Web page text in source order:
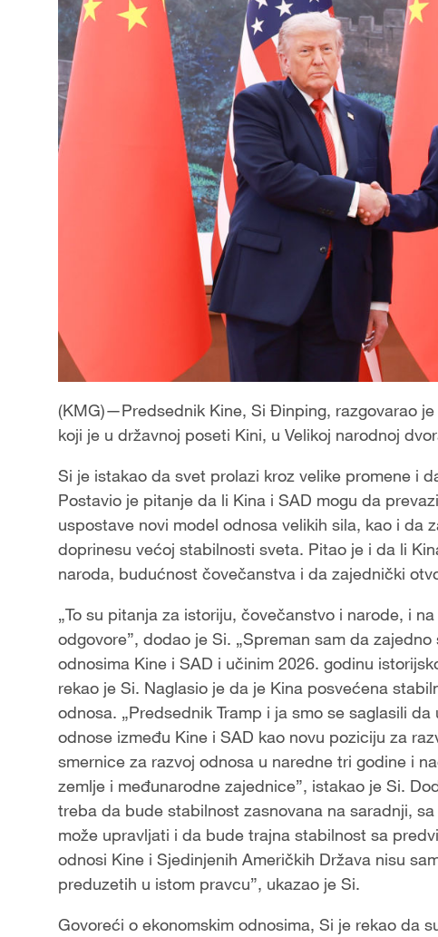
(KMG)—Predsednik Kine, Si Đinping, razgovarao
koji je u državnoj poseti Kini, u Velikoj narodnoj
Si je istakao da svet prolazi kroz velike promene i
Postavio je pitanje da li Kina i SAD mogu da
uspostave novi model odnosa velikih sila, kao i da
doprinesu većoj stabilnosti sveta. Pitao je i da li
naroda, budućnost čovečanstva i da zajednički
„To su pitanja za istoriju, čovečanstvo i narode, i
odgovore”, dodao je Si. „Spreman sam da
odnosima Kine i SAD i učinim 2026. godinu
rekao je Si. Naglasio je da je Kina posvećena
odnosa. „Predsednik Tramp i ja smo se saglasili
odnose između Kine i SAD kao novu poziciju za
smernice za razvoj odnosa u naredne tri godine i
zemlje i međunarodne zajednice”, istakao je Si.
treba da bude stabilnost zasnovana na saradnji,
može upravljati i da bude trajna stabilnost sa
odnosi Kine i Sjedinjenih Američkih Država nisu
preduzetih u istom pravcu”, ukazao je Si.
Govoreći o ekonomskim odnosima, Si je rekao da